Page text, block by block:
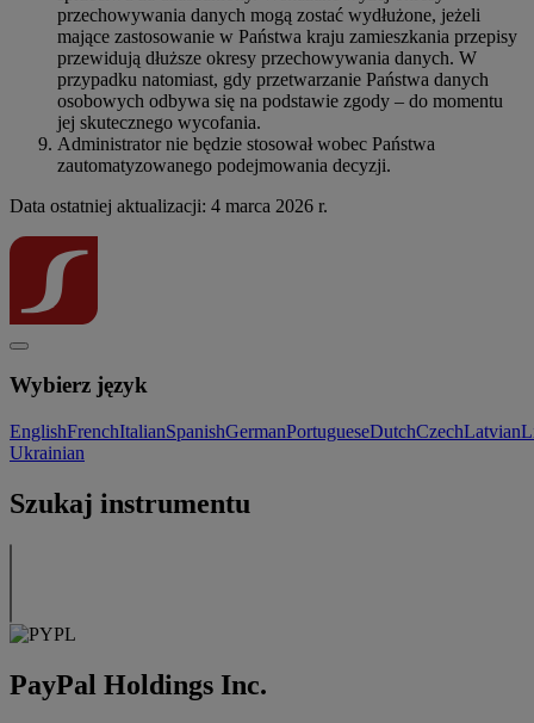
przechowywania danych mogą zostać wydłużone, jeżeli
mające zastosowanie w Państwa kraju zamieszkania przepisy
przewidują dłuższe okresy przechowywania danych. W
przypadku natomiast, gdy przetwarzanie Państwa danych
osobowych odbywa się na podstawie zgody – do momentu
jej skutecznego wycofania.
Administrator nie będzie stosował wobec Państwa
zautomatyzowanego podejmowania decyzji.
Data ostatniej aktualizacji: 4 marca 2026 r.
Wybierz język
EnglishFrenchItalianSpanishGermanPortugueseDutchCzechLatvian
Ukrainian
Szukaj instrumentu
PayPal Holdings Inc.